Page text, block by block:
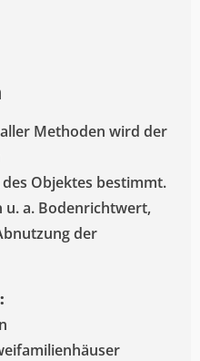
Methoden wird der
Objektes bestimmt.
u. a. Bodenrichtwert,
der